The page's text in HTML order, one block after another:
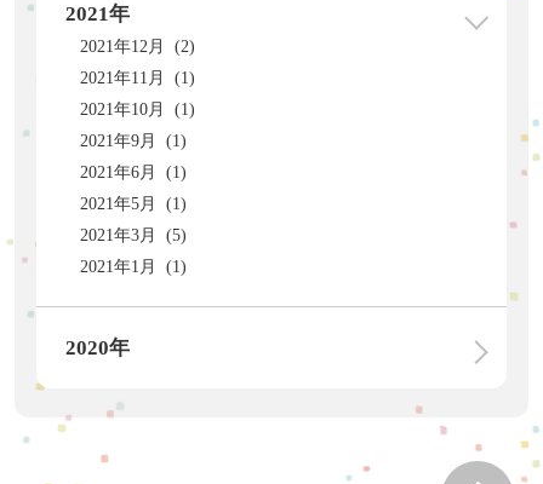
2021年
2021年12月 (2)
2021年11月 (1)
2021年10月 (1)
2021年9月 (1)
2021年6月 (1)
2021年5月 (1)
2021年3月 (5)
2021年1月 (1)
2020年